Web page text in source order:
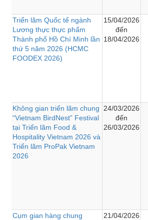
Triển lãm Quốc tế ngành
Lương thực thực phẩm
Thành phố Hồ Chí Minh lần
thứ 5 năm 2026 (HCMC
FOODEX 2026)
15/04/2026
đến
18/04/2026
Không gian triển lãm chung
“Vietnam BirdNest” Festival
tại Triển lãm Food &
Hospitality Vietnam 2026 và
Triển lãm ProPak Vietnam
2026
24/03/2026
đến
26/03/2026
Cụm gian hàng chung
21/04/2026